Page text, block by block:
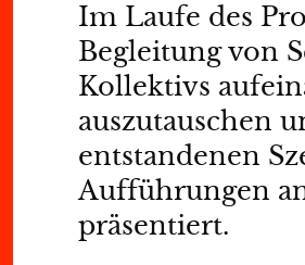
Im Laufe des
Begleitung von
Kollektivs
auszutauschen
entstandenen
Aufführungen
präsentiert.